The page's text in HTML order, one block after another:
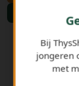
Bij
jongeren
met